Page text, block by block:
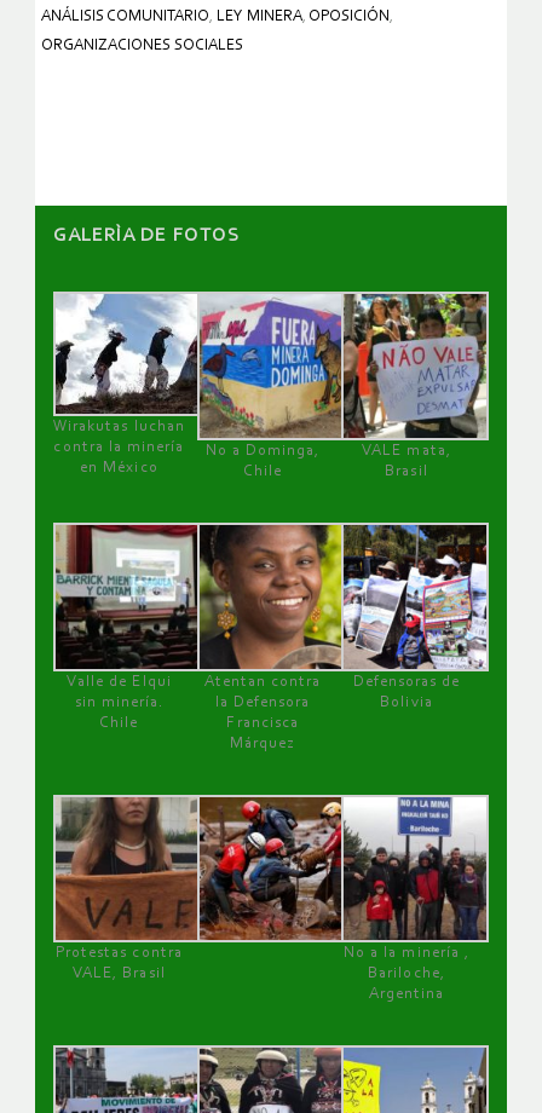
ANÁLISIS COMUNITARIO, LEY MINERA, OPOSICIÓN ,
ORGANIZACIONES SOCIALES
GALERÌA DE FOTOS
Wirakutas luchan
contra la minería
en México
No a Dominga,
Chile
VALE mata,
Brasil
Valle de Elqui
sin minería.
Chile
Atentan contra
la Defensora
Francisca
Márquez
Defensoras de
Bolivia
Protestas contra
VALE, Brasil
No a la minería ,
Bariloche,
Argentina